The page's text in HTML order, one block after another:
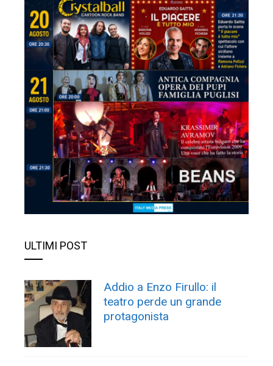
ULTIMI POST
Addio a Enzo Firullo: il
teatro perde un grande
protagonista